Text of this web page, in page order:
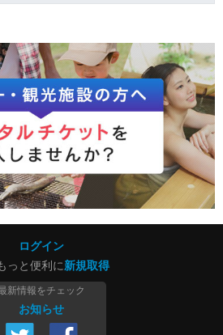
ログイン
っと便利に新規取得
新情報をチェック
お知らせ